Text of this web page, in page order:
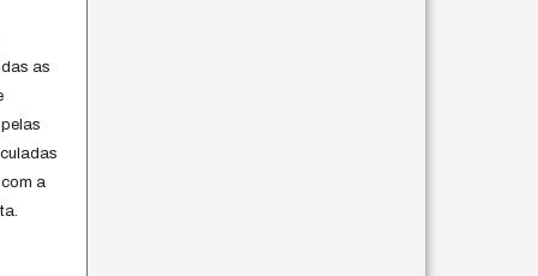
as
a